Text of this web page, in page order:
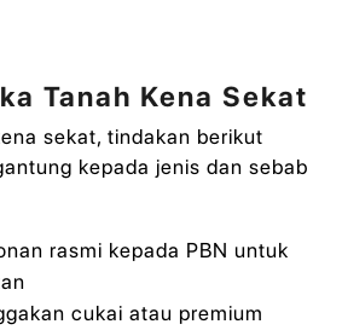
Tanah Kena Sekat
sekat, tindakan berikut
kepada jenis dan sebab
rasmi kepada PBN untuk
cukai atau premium